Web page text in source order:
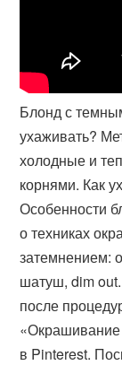
Блонд с
ухаживать?
холодные и
корнями. Как
Особенности
о техниках
затемнением:
шатуш, dim
после
«Окрашивание
в Pinterest.